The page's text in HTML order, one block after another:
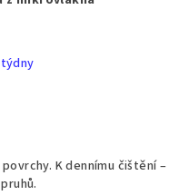
K dennímu čištění –